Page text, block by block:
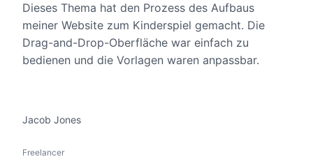
Dieses Thema hat den Prozess des Aufbaus
meiner Website zum Kinderspiel gemacht. Die
Drag-and-Drop-Oberfläche war einfach zu
bedienen und die Vorlagen waren anpassbar.
Jacob Jones
Freelancer